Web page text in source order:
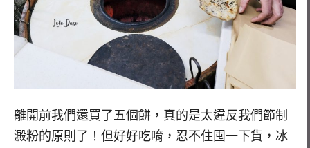
離開前我們還買了五個餅，真的是太違反我們節制
澱粉的原則了！但好好吃唷，忍不住囤一下貨，冰